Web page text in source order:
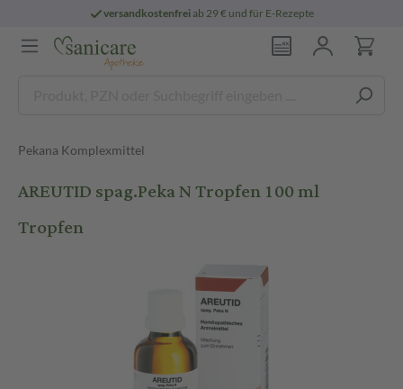
versandkostenfreiab 29 € und für E-Rezepte
Pekana Komplexmittel
AREUTID spag.Peka N Tropfen 100 ml
Tropfen